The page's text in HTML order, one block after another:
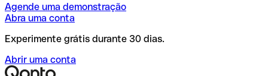
Agende uma demonstração
Abra uma conta
Experimente grátis durante 30 dias.
Abrir uma conta